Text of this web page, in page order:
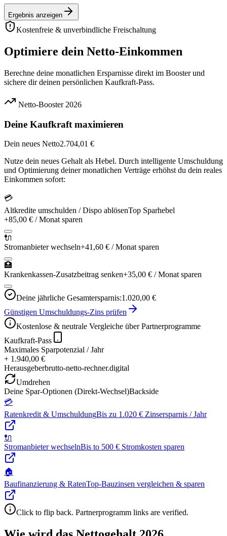
Ergebnis anzeigen
Kostenfreie & unverbindliche Freischaltung
Optimiere dein Netto-Einkommen
Berechne deine monatlichen Ersparnisse direkt im Booster und
sichere dir deinen persönlichen Kaufkraft-Pass.
Netto-Booster 2026
Deine Kaufkraft maximieren
Dein neues Netto2.704,01 €
Nutze dein neues Gehalt als Hebel. Durch intelligente Umschuldung
und Optimierung deiner monatlichen Verträge erhöhst du dein reales
Einkommen sofort:
💳
Altkredite umschulden / Dispo ablösenTop Sparhebel
+85,00 € / Monat sparen
🔌
Stromanbieter wechseln+41,60 € / Monat sparen
🏥
Krankenkassen-Zusatzbeitrag senken+35,00 € / Monat sparen
Deine jährliche Gesamtersparnis:1.020,00 €
Günstigen Umschuldungs-Zins prüfen
Kostenlose & neutrale Vergleiche über Partnerprogramme
Kaufkraft-Pass
Maximales Sparpotenzial / Jahr
+ 1.940,00 €
Herausgeberbrutto-netto-rechner.digital
Umdrehen
Deine Spar-Optionen (Direkt-Wechsel)Backside
💳
Ratenkredit & UmschuldungBis zu 1.020 € Zinsersparnis / Jahr
🔌
Stromanbieter wechselnBis to 500 € Stromkosten sparen
🏠
Baufinanzierung & RatenTop-Bauzinsen vergleichen & sparen
Click to flip back. Partnerprogramm links are verified.